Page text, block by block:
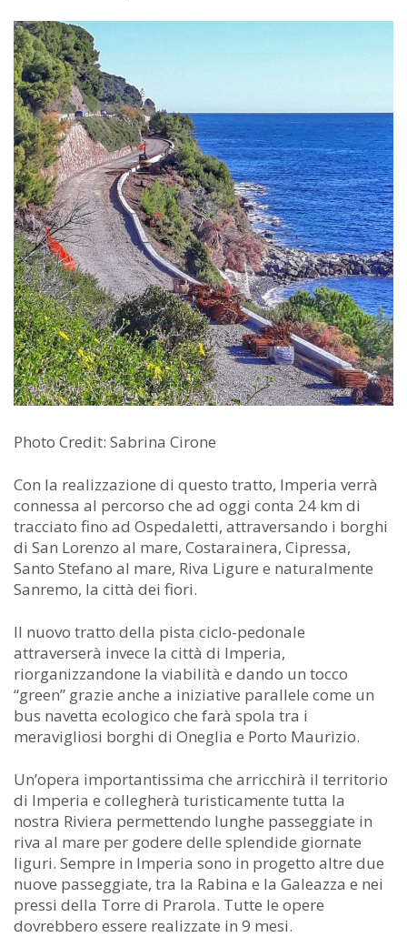
Photo Credit: Sabrina Cirone
Con la realizzazione di questo tratto, Imperia verrà
connessa al percorso che ad oggi conta 24 km di
tracciato fino ad Ospedaletti, attraversando i borghi
di San Lorenzo al mare, Costarainera, Cipressa,
Santo Stefano al mare, Riva Ligure e naturalmente
Sanremo, la città dei fiori.
Il nuovo tratto della pista ciclo-pedonale
attraverserà invece la città di Imperia,
riorganizzandone la viabilità e dando un tocco
“green” grazie anche a iniziative parallele come un
bus navetta ecologico che farà spola tra i
meravigliosi borghi di Oneglia e Porto Maurizio.
Un’opera importantissima che arricchirà il territorio
di Imperia e collegherà turisticamente tutta la
nostra Riviera permettendo lunghe passeggiate in
riva al mare per godere delle splendide giornate
liguri. Sempre in Imperia sono in progetto altre due
nuove passeggiate, tra la Rabina e la Galeazza e nei
pressi della Torre di Prarola. Tutte le opere
dovrebbero essere realizzate in 9 mesi.